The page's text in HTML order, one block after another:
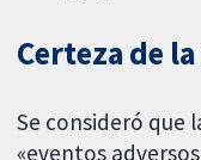
Certeza de
Se consideró que
«eventos